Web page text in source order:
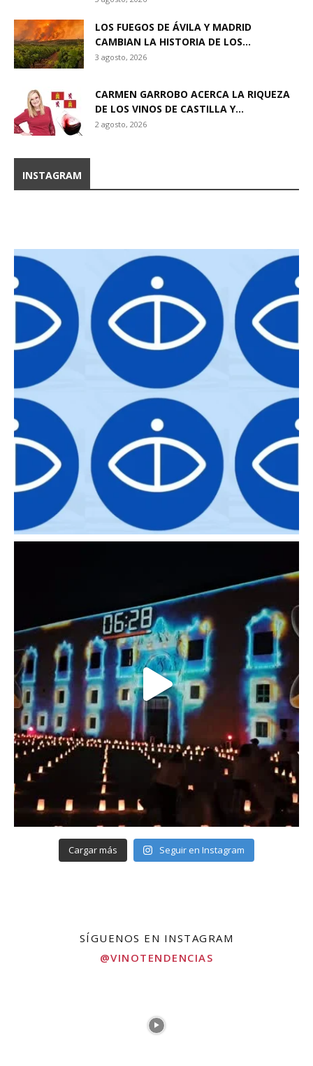
LOS FUEGOS DE ÁVILA Y MADRID
CAMBIAN LA HISTORIA DE LOS...
3 agosto, 2026
CARMEN GARROBO ACERCA LA RIQUEZA
DE LOS VINOS DE CASTILLA Y...
2 agosto, 2026
INSTAGRAM
Cargar más Seguir en Instagram
SÍGUENOS EN INSTAGRAM
@VINOTENDENCIAS